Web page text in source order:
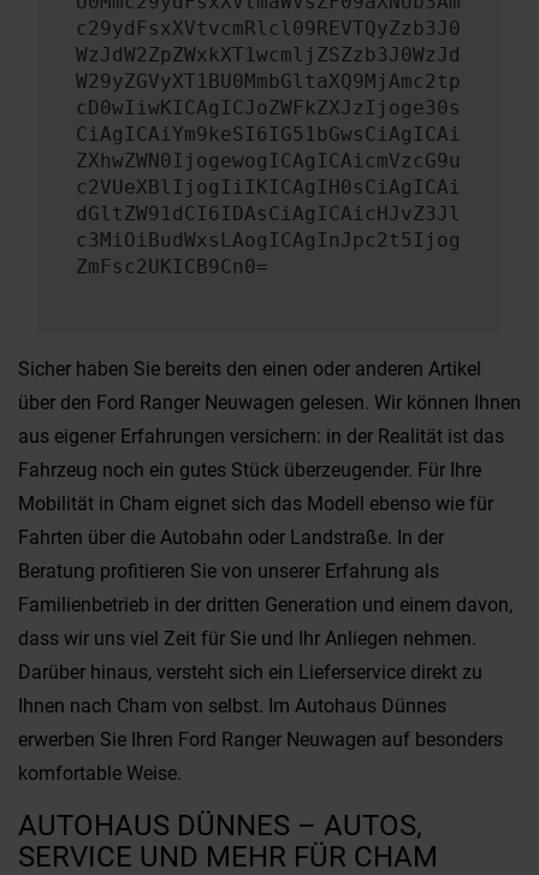
c29ydFsxXVtvcmRlcl09REVTQyZzb3J0
WzJdW2ZpZWxkXT1wcmljZSZzb3J0WzJd
W29yZGVyXT1BU0MmbGltaXQ9MjAmc2tp
cD0wIiwKICAgICJoZWFkZXJzIjoge30s
CiAgICAiYm9keSI6IG51bGwsCiAgICAi
ZXhwZWN0IjogewogICAgICAicmVzcG9u
c2VUeXBlIjogIiIKICAgIH0sCiAgICAi
dGltZW91dCI6IDAsCiAgICAicHJvZ3Jl
c3MiOiBudWxsLAogICAgInJpc2t5Ijog
ZmFsc2UKICB9Cn0=
Sicher haben Sie bereits den einen oder anderen Artikel
über den Ford Ranger Neuwagen gelesen. Wir können Ihnen
aus eigener Erfahrungen versichern: in der Realität ist das
Fahrzeug noch ein gutes Stück überzeugender. Für Ihre
Mobilität in Cham eignet sich das Modell ebenso wie für
Fahrten über die Autobahn oder Landstraße. In der
Beratung profitieren Sie von unserer Erfahrung als
Familienbetrieb in der dritten Generation und einem davon,
dass wir uns viel Zeit für Sie und Ihr Anliegen nehmen.
Darüber hinaus, versteht sich ein Lieferservice direkt zu
Ihnen nach Cham von selbst. Im Autohaus Dünnes
erwerben Sie Ihren Ford Ranger Neuwagen auf besonders
komfortable Weise.
AUTOHAUS DÜNNES – AUTOS,
SERVICE UND MEHR FÜR CHAM